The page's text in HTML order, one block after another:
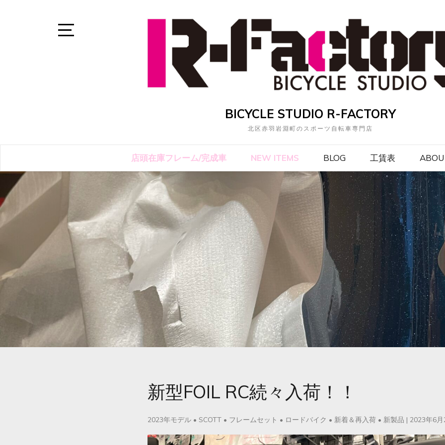
BICYCLE STUDIO R-FACTORY
北区赤羽岩淵町のスポーツ自転車専門店
店頭在庫フレーム/完成車 NEW ITEMS BLOG 工賃表
新型FOIL RC続々入荷！！
2023年モデル • SCOTT • フレームセット • ロードバイク • 新着＆再入荷 • 新製品 | 2023年6